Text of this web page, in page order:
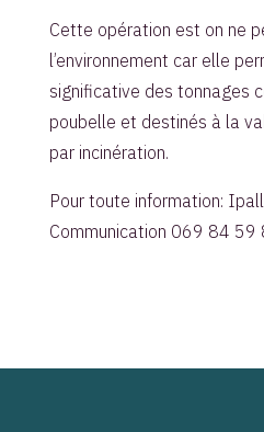
Cette opération est on ne
l’environnement car elle
significative des tonnages
poubelle et destinés à la
par incinération.
Pour toute information:
Communication 069 84 59